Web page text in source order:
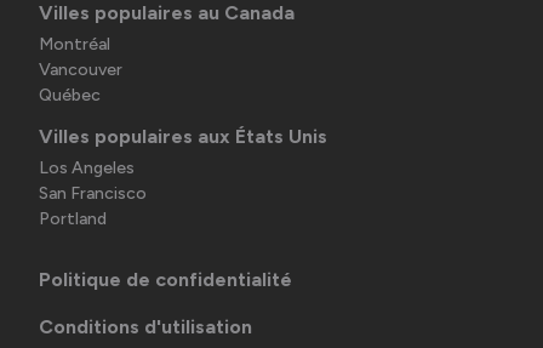
Villes populaires au Canada
Montréal
Vancouver
Québec
Villes populaires aux États Unis
Los Angeles
San Francisco
Portland
Politique de confidentialité
Conditions d'utilisation